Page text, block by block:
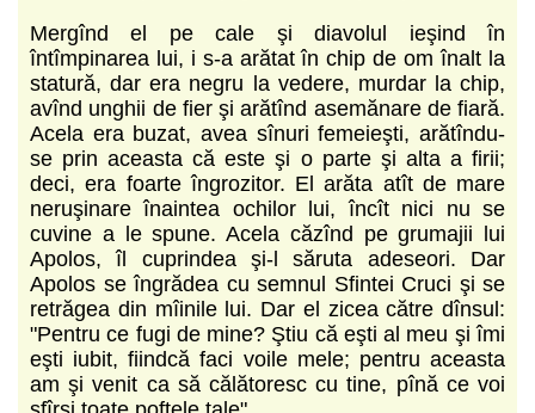
Mergînd el pe cale şi diavolul ieşind în
întîmpinarea lui, i s-a arătat în chip de om înalt la
statură, dar era negru la vedere, murdar la chip,
avînd unghii de fier şi arătînd asemănare de fiară.
Acela era buzat, avea sînuri femeieşti, arătîndu-
se prin aceasta că este şi o parte şi alta a firii;
deci, era foarte îngrozitor. El arăta atît de mare
neruşinare înaintea ochilor lui, încît nici nu se
cuvine a le spune. Acela căzînd pe grumajii lui
Apolos, îl cuprindea şi-l săruta adeseori. Dar
Apolos se îngrădea cu semnul Sfintei Cruci şi se
retrăgea din mîinile lui. Dar el zicea către dînsul:
"Pentru ce fugi de mine? Ştiu că eşti al meu şi îmi
eşti iubit, fiindcă faci voile mele; pentru aceasta
am şi venit ca să călătoresc cu tine, pînă ce voi